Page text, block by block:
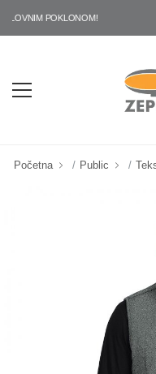
POKLONOM!
Početna Public